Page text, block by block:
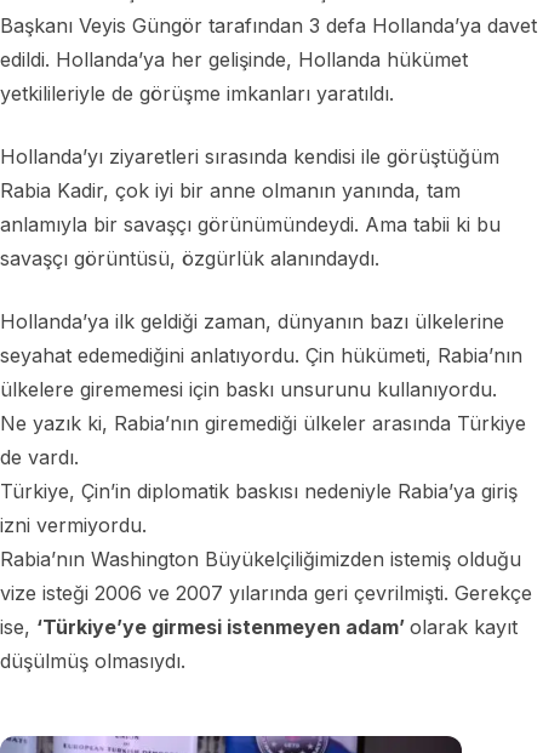
Başkanı Veyis Güngör tarafından 3 defa Hollanda’ya davet
edildi. Hollanda’ya her gelişinde, Hollanda hükümet
yetkilileriyle de görüşme imkanları yaratıldı.
Hollanda’yı ziyaretleri sırasında kendisi ile görüştüğüm
Rabia Kadir, çok iyi bir anne olmanın yanında, tam
anlamıyla bir savaşçı görünümündeydi. Ama tabii ki bu
savaşçı görüntüsü, özgürlük alanındaydı.
Hollanda’ya ilk geldiği zaman, dünyanın bazı ülkelerine
seyahat edemediğini anlatıyordu. Çin hükümeti, Rabia’nın
ülkelere girememesi için baskı unsurunu kullanıyordu.
Ne yazık ki, Rabia’nın giremediği ülkeler arasında Türkiye
de vardı.
Türkiye, Çin’in diplomatik baskısı nedeniyle Rabia’ya giriş
izni vermiyordu.
Rabia’nın Washington Büyükelçiliğimizden istemiş olduğu
vize isteği 2006 ve 2007 yılarında geri çevrilmişti. Gerekçe
ise, ‘Türkiye’ye girmesi istenmeyen adam’ olarak kayıt
düşülmüş olmasıydı.